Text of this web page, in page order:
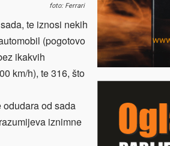
foto: Ferrari
te iznosi nekih
(pogotovo
ikakvih
km/h), te 316, što
od sada
iznimne